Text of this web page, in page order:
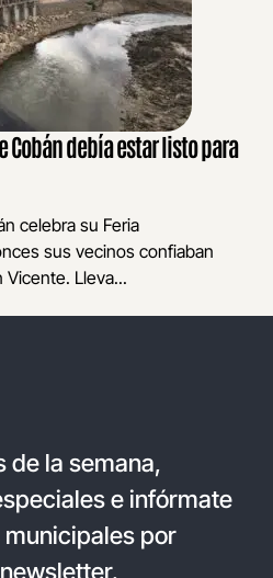
Cobán debía estar listo para
celebra su Feria
sus vecinos confiaban
Vicente. Lleva...
de la semana,
e infórmate
por